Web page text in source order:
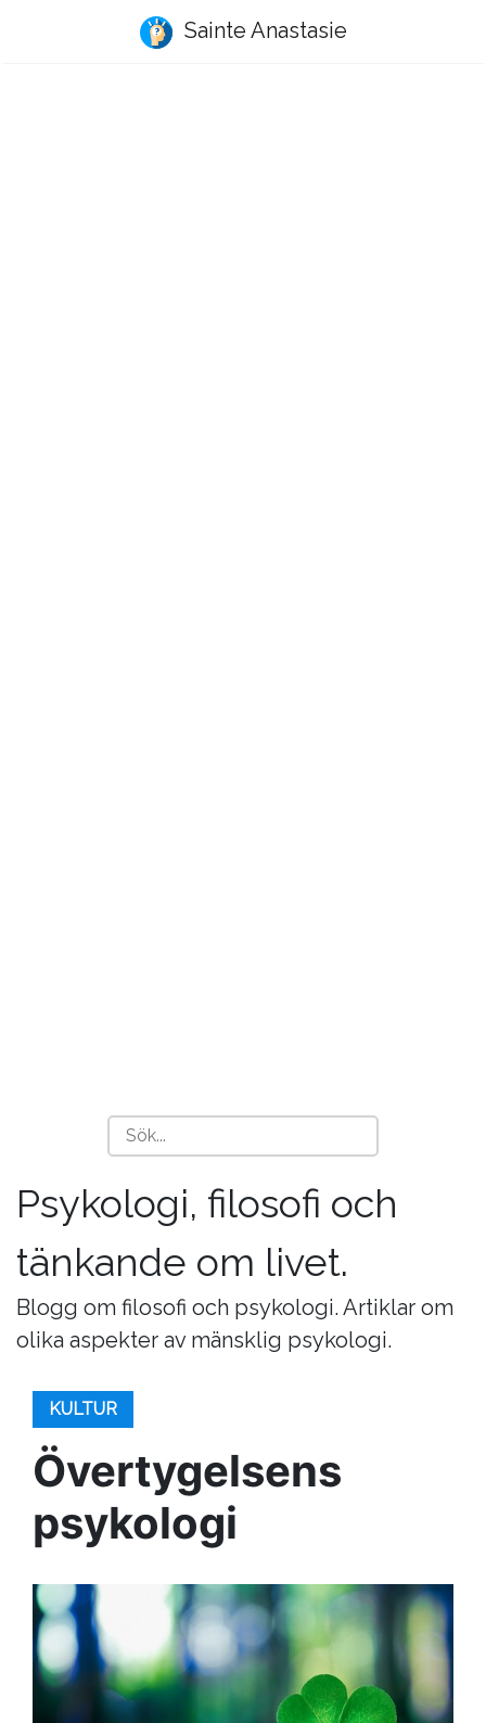
Sainte Anastasie
Psykologi, filosofi och
tänkande om livet.
Blogg om filosofi och psykologi. Artiklar om
olika aspekter av mänsklig psykologi.
KULTUR
Övertygelsens
psykologi